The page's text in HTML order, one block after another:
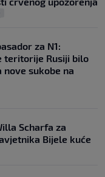
za N1:
teritorije Rusiji bilo
sukobe na
Scharfa za
Bijele kuće